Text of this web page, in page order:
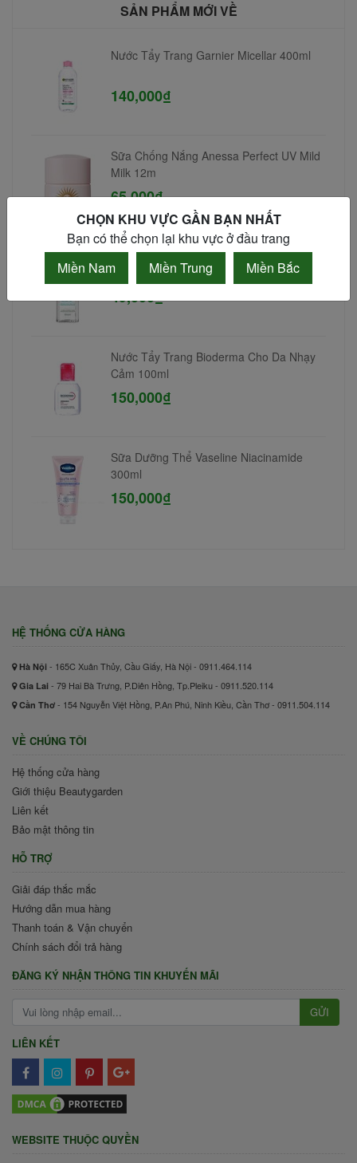
SẢN PHẨM MỚI VỀ
Nước Tẩy Trang Garnier Micellar 400ml
140,000₫
Sữa Chống Nắng Anessa Perfect UV Mild
Milk 12m
65,000₫
Nước tẩy trang da dầu mụn Simple 100ml
49,000₫
Nước Tẩy Trang Bioderma Cho Da Nhạy
Cảm 100ml
150,000₫
Sữa Dưỡng Thể Vaseline Niacinamide
300ml
150,000₫
HỆ THỐNG CỬA HÀNG
Hà Nội - 165C Xuân Thủy, Cầu Giấy, Hà Nội - 0911.464.114
Gia Lai - 79 Hai Bà Trưng, P.Diên Hồng, Tp.Pleiku - 0911.520.114
Cần Thơ - 154 Nguyễn Việt Hồng, P.An Phú, Ninh Kiều, Cần Thơ - 0911.504.114
VỀ CHÚNG TÔI
Hệ thống cửa hàng
Giới thiệu Beautygarden
Liên kết
Bảo mật thông tin
HỖ TRỢ
Giải đáp thắc mắc
Hướng dẫn mua hàng
Thanh toán & Vận chuyển
Chính sách đổi trả hàng
ĐĂNG KÝ NHẬN THÔNG TIN KHUYẾN MÃI
GỬI
LIÊN KẾT
WEBSITE THUỘC QUYỀN
CHỌN KHU VỰC GẦN BẠN NHẤT
Bạn có thể chọn lại khu vực ở đầu trang
Miền Nam
Miền Trung Miền Bắc